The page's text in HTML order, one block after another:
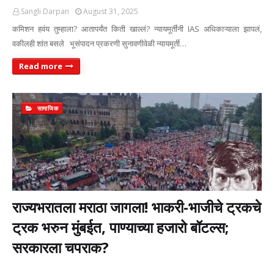
Sangli Darpan August 31, 2025
कमिशन हवंय तुम्हाला? आतापर्यंत किती खाल्लं? न्यायमूर्तींनी IAS अधिकाऱ्याला झापलं,
वकीलही शांत बसले भूसंपादन प्रकरणी सुनावणीवेळी न्यायमूर्ती…
Read more
सामाजिक
राज्यभरातला मराठा जागला! भाकरी-भाजीचे ट्रकचे
ट्रक भरुन मुंबईत, पाण्याच्या हजारो बॉटल्स;
सरकारला चपराक?